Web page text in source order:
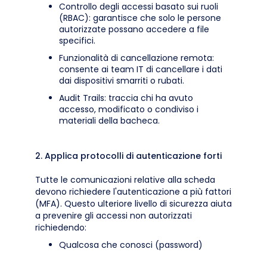
Controllo degli accessi basato sui ruoli
(RBAC): garantisce che solo le persone
autorizzate possano accedere a file
specifici.
Funzionalità di cancellazione remota:
consente ai team IT di cancellare i dati
dai dispositivi smarriti o rubati.
Audit Trails: traccia chi ha avuto
accesso, modificato o condiviso i
materiali della bacheca.
2. Applica protocolli di autenticazione forti
Tutte le comunicazioni relative alla scheda
devono richiedere l'autenticazione a più fattori
(MFA). Questo ulteriore livello di sicurezza aiuta
a prevenire gli accessi non autorizzati
richiedendo:
Qualcosa che conosci (password)